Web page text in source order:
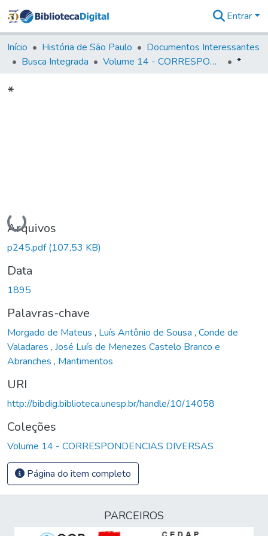
&
Coleções
Tudo na
Entrar
Início História de São Paulo
Documentos Interessantes
Busca Integrada
Volume 14 - CORRESPONDENCIAS DIVERSAS *
*
Carregando...
Arquivos
p245.pdf(107,53 KB)
Data
1895
Palavras-chave
Morgado de Mateus , Luís Antônio de Sousa , Conde de
Valadares , José Luís de Menezes Castelo Branco e
Abranches , Mantimentos
URI
http://bibdig.biblioteca.unesp.br/handle/10/14058
Coleções
Volume 14 - CORRESPONDENCIAS DIVERSAS
Página do item completo
PARCEIROS